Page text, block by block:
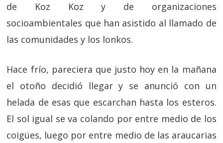
de Koz Koz y de organizaciones
socioambientales que han asistido al llamado de
las comunidades y los lonkos.
Hace frío, pareciera que justo hoy en la mañana
el otoño decidió llegar y se anunció con un
helada de esas que escarchan hasta los esteros.
El sol igual se va colando por entre medio de los
coigües, luego por entre medio de las araucarias